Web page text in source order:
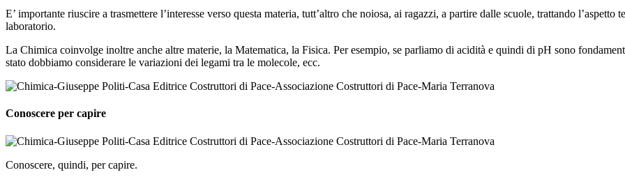
E’ importante riuscire a trasmettere l’interesse verso questa materia, tutt’altro che noiosa, ai ragazzi, a partire dalle scuole, trattando
laboratorio.
La Chimica coinvolge inoltre anche altre materie, la Matematica, la Fisica. Per esempio, se parliamo di acidità e quindi di pH sono
stato dobbiamo considerare le variazioni dei legami tra le molecole, ecc.
Conoscere per capire
Conoscere, quindi, per capire.